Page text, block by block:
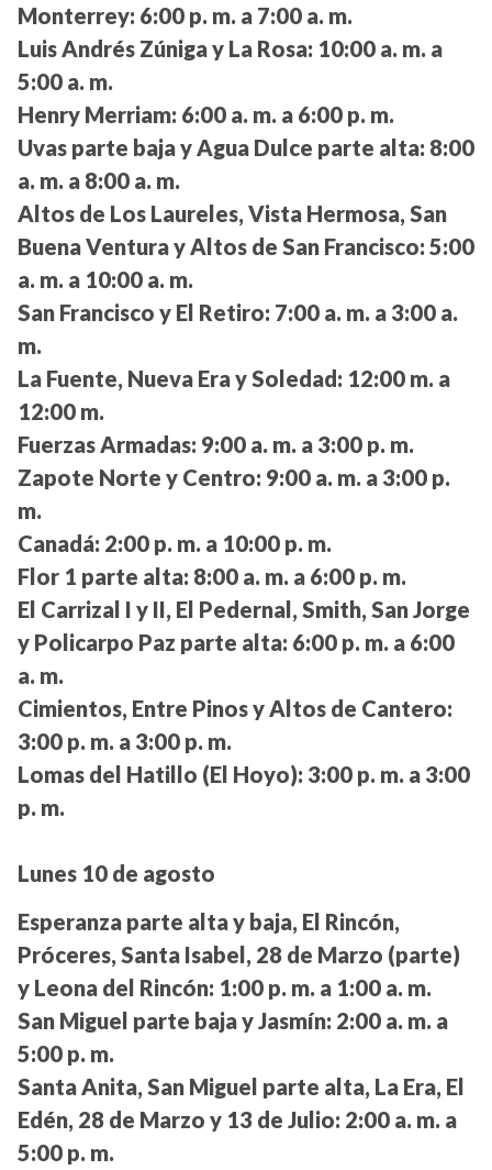
Monterrey: 6:00 p. m. a 7:00 a. m.
Luis Andrés Zúniga y La Rosa: 10:00 a. m. a
5:00 a. m.
Henry Merriam: 6:00 a. m. a 6:00 p. m.
Uvas parte baja y Agua Dulce parte alta: 8:00
a. m. a 8:00 a. m.
Altos de Los Laureles, Vista Hermosa, San
Buena Ventura y Altos de San Francisco: 5:00
a. m. a 10:00 a. m.
San Francisco y El Retiro: 7:00 a. m. a 3:00 a.
m.
La Fuente, Nueva Era y Soledad: 12:00 m. a
12:00 m.
Fuerzas Armadas: 9:00 a. m. a 3:00 p. m.
Zapote Norte y Centro: 9:00 a. m. a 3:00 p.
m.
Canadá: 2:00 p. m. a 10:00 p. m.
Flor 1 parte alta: 8:00 a. m. a 6:00 p. m.
El Carrizal I y II, El Pedernal, Smith, San Jorge
y Policarpo Paz parte alta: 6:00 p. m. a 6:00
a. m.
Cimientos, Entre Pinos y Altos de Cantero:
3:00 p. m. a 3:00 p. m.
Lomas del Hatillo (El Hoyo): 3:00 p. m. a 3:00
p. m.
Lunes 10 de agosto
Esperanza parte alta y baja, El Rincón,
Próceres, Santa Isabel, 28 de Marzo (parte)
y Leona del Rincón: 1:00 p. m. a 1:00 a. m.
San Miguel parte baja y Jasmín: 2:00 a. m. a
5:00 p. m.
Santa Anita, San Miguel parte alta, La Era, El
Edén, 28 de Marzo y 13 de Julio: 2:00 a. m. a
5:00 p. m.